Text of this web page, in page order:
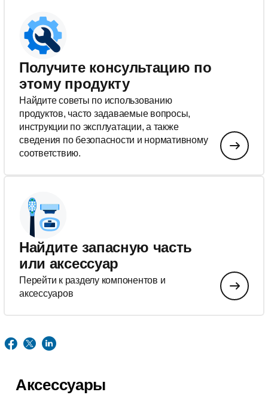
Получите консультацию по
этому продукту
Найдите советы по использованию
продуктов, часто задаваемые вопросы,
инструкции по эксплуатации, а также
сведения по безопасности и нормативному
соответствию.
Найдите запасную часть
или аксессуар
Перейти к разделу компонентов и
аксессуаров
Аксессуары